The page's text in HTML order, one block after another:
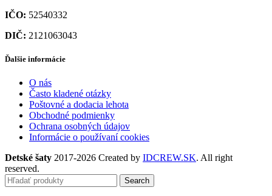
IČO: 52540332
DIČ: 2121063043
Ďalšie informácie
O nás
Často kladené otázky
Poštovné a dodacia lehota
Obchodné podmienky
Ochrana osobných údajov
Informácie o používaní cookies
Detské šaty 2017-2026 Created by IDCREW.SK. All right
reserved.
Search